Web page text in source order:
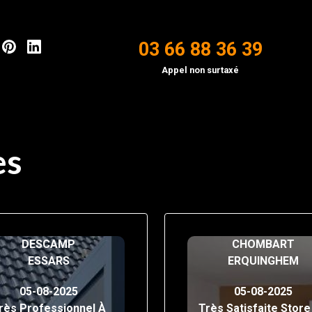
03 66 88 36 39
Appel non surtaxé
DESCAMP
ESSARS
05-08-2025
Professionnel À
CHOMBART
ERQUINGHEM
05-08-2025
Très Satisfaite Store